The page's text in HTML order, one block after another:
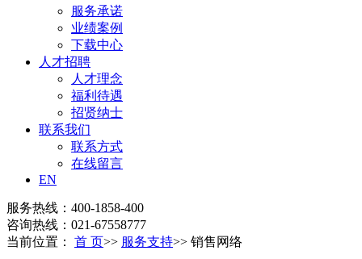
服务承诺
业绩案例
下载中心
人才招聘
人才理念
福利待遇
招贤纳士
联系我们
联系方式
在线留言
EN
服务热线：400-1858-400
咨询热线：021-67558777
当前位置：
首 页>> 服务支持>> 销售网络